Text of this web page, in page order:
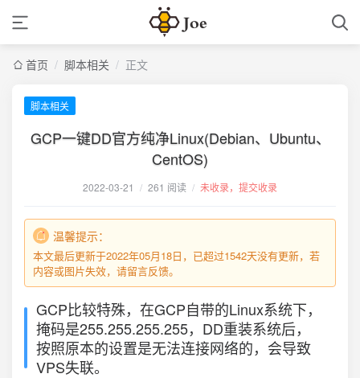
首页 / 脚本相关 / 正文
脚本相关
GCP一键DD官方纯净Linux(Debian、Ubuntu、
CentOS)
2022-03-21 / 261 阅读 / 未收录，提交收录
温馨提示：
本文最后更新于2022年05月18日，已超过1542天没有更新，若
内容或图片失效，请留言反馈。
GCP比较特殊，在GCP自带的Linux系统下，
掩码是255.255.255.255，DD重装系统后，
按照原本的设置是无法连接网络的，会导致
VPS失联。